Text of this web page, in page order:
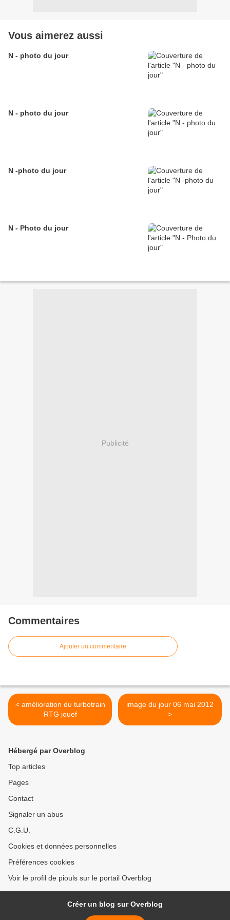
Vous aimerez aussi
N - photo du jour
N - photo du jour
N -photo du jour
N - Photo du jour
Publicité
Commentaires
Ajouter un commentaire
< amélioration du turbotrain
RTG jouef
image du jour 06 mai 2012
>
Hébergé par Overblog
Top articles
Pages
Contact
Signaler un abus
C.G.U.
Cookies et données personnelles
Préférences cookies
Voir le profil de piouls sur le portail Overblog
Créer un blog sur Overblog